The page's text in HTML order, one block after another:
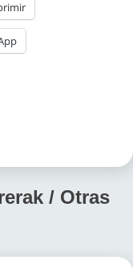
/ Otras